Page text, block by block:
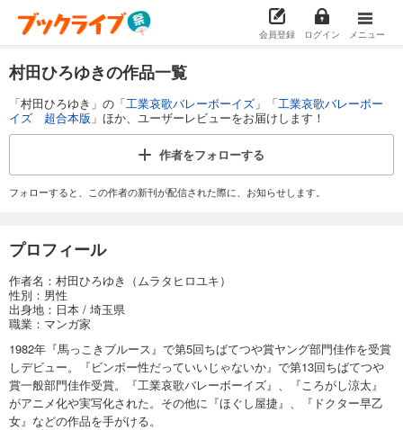
会員登録 ログイン メニュー
村田ひろゆきの作品一覧
「村田ひろゆき」の「工業哀歌バレーボーイズ 」「工業哀歌バレーボー
イズ 超合本版 」ほか、ユーザーレビューをお届けします！
作者をフォローする
フォローすると、この作者の新刊が配信された際に、お知らせします。
プロフィール
作者名：村田ひろゆき（ムラタヒロユキ）
性別：男性
出身地：日本 / 埼玉県
職業：マンガ家
1982年『馬っこきブルース』で第5回ちばてつや賞ヤング部門佳作を受賞
しデビュー。『ビンボー性だっていいじゃないか』で第13回ちばてつや
賞一般部門佳作受賞。『工業哀歌バレーボーイズ』、『ころがし涼太』
がアニメ化や実写化された。その他に『ほぐし屋捷』、『ドクター早乙
女』などの作品を手がける。